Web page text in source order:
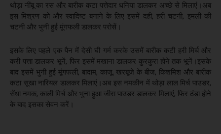
थोड़ा नींबू का रस और बारीक कटा पत्तेदार धनिया डालकर अच्छे से मिलाएं।अब
इस मिश्रण को और स्वादिष्ट बनाने के लिए इसमें दही, हरी चटनी, इमली की
चटनी और भुनी हुई मूंगफली डालकर परोसें।
इसके लिए पहले एक पैन में देसी घी गर्म करके उसमें बारीक कटी हरी मिर्च और
करी पत्ता डालकर भूनें, फिर इसमें मखाना डालकर कुरकुरा होने तक भूनें।इसके
बाद इसमें भुनी हुई मूंगफली, बादाम, काजू, खरबूजे के बीज, किशमिश और बारीक
कटा सूखा नारियल डालकर मिलाएं।अब इस नमकीन में थोड़ा लाल मिर्च पाउडर,
सेंधा नमक, काली मिर्च और भुना हुआ जीरा पाउडर डालकर मिलाएं, फिर ठंडा होने
के बाद इसका सेवन करें।